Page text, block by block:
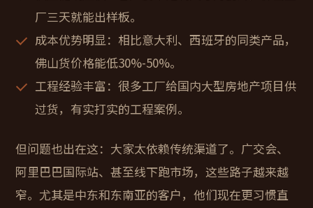
厂三天就能出样板。
成本优势明显：相比意大利、西班牙的同类产品，
佛山货价格能低30%-50%。
工程经验丰富 ：很多工厂给国内大型房地产项目供
过货，有实打实的工程案例。
但问题也出在这：大家太依赖传统渠道了。广交会、
阿里巴巴国际站、甚至线下跑市场，这些路子越来越
窄。尤其是中东和东南亚的客户，他们现在更习惯直